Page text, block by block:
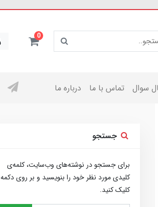
0
سوال تماس با ما درباره ما
جستجو
برای جستجو در نوشته‌های وب‌سایت، کلمه‌ی
کلیدی مورد نظر خود را بنویسید و بر روی دکمه
کلیک کنید.